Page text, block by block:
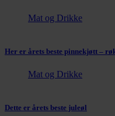
Mat og Drikke
Her er årets beste pinnekjøtt –
Mat og Drikke
Dette er årets beste juleøl